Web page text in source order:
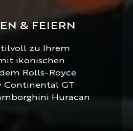
& FEIERN
zu Ihrem
ikonischen
Rolls-Royce
Continental GT
Huracan